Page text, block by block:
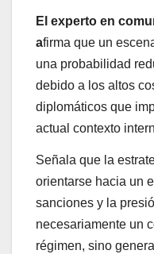
El experto en
afirma que un
una probabilidad
debido a los altos
diplomáticos que
actual contexto
Señala que la
orientarse hacia un
sanciones y la
necesariamente un
régimen, sino